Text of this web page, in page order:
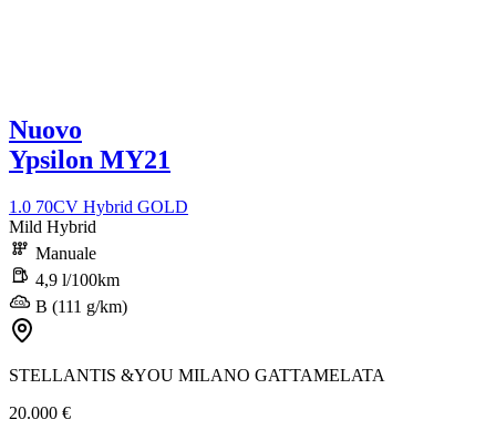
Nuovo
Ypsilon MY21
1.0 70CV Hybrid GOLD
Mild Hybrid
Manuale
4,9 l/100km
B (111 g/km)
STELLANTIS &YOU MILANO GATTAMELATA
20.000 €